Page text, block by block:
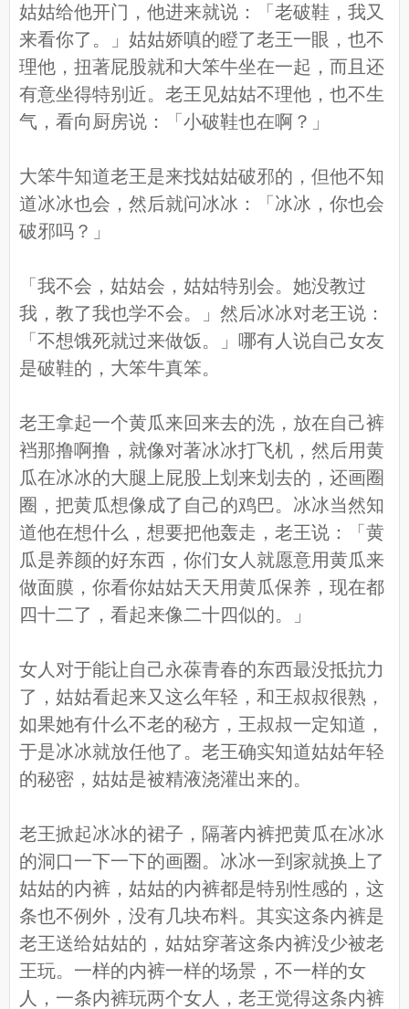
姑姑给他开门，他进来就说：「老破鞋，我又
来看你了。」姑姑娇嗔的瞪了老王一眼，也不
理他，扭著屁股就和大笨牛坐在一起，而且还
有意坐得特别近。老王见姑姑不理他，也不生
气，看向厨房说：「小破鞋也在啊？」
大笨牛知道老王是来找姑姑破邪的，但他不知
道冰冰也会，然后就问冰冰：「冰冰，你也会
破邪吗？」
「我不会，姑姑会，姑姑特别会。她没教过
我，教了我也学不会。」然后冰冰对老王说：
「不想饿死就过来做饭。」哪有人说自己女友
是破鞋的，大笨牛真笨。
老王拿起一个黄瓜来回来去的洗，放在自己裤
裆那撸啊撸，就像对著冰冰打飞机，然后用黄
瓜在冰冰的大腿上屁股上划来划去的，还画圈
圈，把黄瓜想像成了自己的鸡巴。冰冰当然知
道他在想什么，想要把他轰走，老王说：「黄
瓜是养颜的好东西，你们女人就愿意用黄瓜来
做面膜，你看你姑姑天天用黄瓜保养，现在都
四十二了，看起来像二十四似的。」
女人对于能让自己永葆青春的东西最没抵抗力
了，姑姑看起来又这么年轻，和王叔叔很熟，
如果她有什么不老的秘方，王叔叔一定知道，
于是冰冰就放任他了。老王确实知道姑姑年轻
的秘密，姑姑是被精液浇灌出来的。
老王掀起冰冰的裙子，隔著内裤把黄瓜在冰冰
的洞口一下一下的画圈。冰冰一到家就换上了
姑姑的内裤，姑姑的内裤都是特别性感的，这
条也不例外，没有几块布料。其实这条内裤是
老王送给姑姑的，姑姑穿著这条内裤没少被老
王玩。一样的内裤一样的场景，不一样的女
人，一条内裤玩两个女人，老王觉得这条内裤